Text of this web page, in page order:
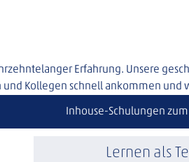
Inhouse-Schulungen
Lernen als
Erfahrung. Unsere
Kollegen schnell ankommen